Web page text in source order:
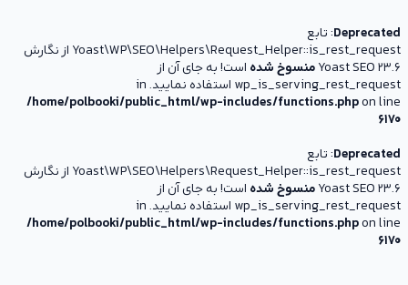
Deprecated: تابع
Yoast\WP\SEO\Helpers\Request_Helper::is_rest_request از نگارش
Yoast SEO 23.6 منسوخ شده است! به جای آن از
wp_is_serving_rest_request استفاده نمایید. in
/home/polbooki/public_html/wp-includes/functions.phpon line
6170
Deprecated: تابع
Yoast\WP\SEO\Helpers\Request_Helper::is_rest_request از نگارش
Yoast SEO 23.6 منسوخ شده است! به جای آن از
wp_is_serving_rest_request استفاده نمایید. in
/home/polbooki/public_html/wp-includes/functions.phpon line
6170